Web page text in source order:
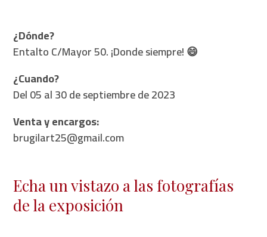
¿Dónde?
Entalto C/Mayor 50. ¡Donde siempre! 😄
¿Cuando?
Del 05 al 30 de septiembre de 2023
Venta y encargos:
brugilart25@gmail.com
Echa un vistazo a las fotografías
de la exposición